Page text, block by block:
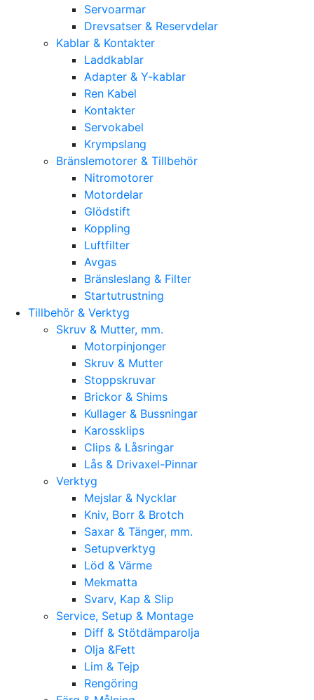
Servoarmar
Drevsatser & Reservdelar
Kablar & Kontakter
Laddkablar
Adapter & Y-kablar
Ren Kabel
Kontakter
Servokabel
Krympslang
Bränslemotorer & Tillbehör
Nitromotorer
Motordelar
Glödstift
Koppling
Luftfilter
Avgas
Bränsleslang & Filter
Startutrustning
Tillbehör & Verktyg
Skruv & Mutter, mm.
Motorpinjonger
Skruv & Mutter
Stoppskruvar
Brickor & Shims
Kullager & Bussningar
Karossklips
Clips & Låsringar
Lås & Drivaxel-Pinnar
Verktyg
Mejslar & Nycklar
Kniv, Borr & Brotch
Saxar & Tänger, mm.
Setupverktyg
Löd & Värme
Mekmatta
Svarv, Kap & Slip
Service, Setup & Montage
Diff & Stötdämparolja
Olja &Fett
Lim & Tejp
Rengöring